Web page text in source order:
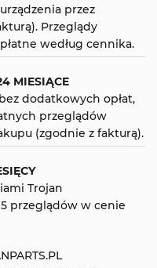
przez
Przeglądy
według cennika.
MIESIĄCE
dodatkowych opłat,
przeglądów
(zgodnie z fakturą).
Trojan
przeglądów w cenie